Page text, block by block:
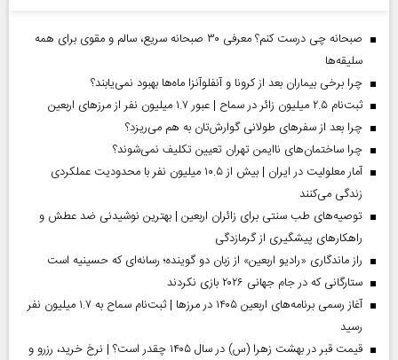
صبحانه چی درست کنم؟ معرفی ۳۰ صبحانه سریع، سالم و مقوی برای همه
سلیقه‌ها
چرا برخی بیماران بعد از کرونا و آنفلوآنزا ماه‌ها بهبود نمی‌یابند؟
ثبت‌نام ۲.۵ میلیون زائر در سماح | عبور ۱.۷ میلیون نفر از مرز‌های اربعین
چرا بعد از سفرهای طولانی گوارش‌تان به هم می‌ریزد؟
چرا ساختمان‌های ناایمن تهران تعیین تکلیف نمی‌شوند؟
آمار معلولیت در ایران | بیش از ۱۰.۵ میلیون نفر با محدودیت عملکردی
زندگی می‌کنند
توصیه‌های طب سنتی برای زائران اربعین | بهترین نوشیدنی ضد عطش و
راهکارهای پیشگیری از گرمازدگی
راز ماندگاری «رادیو اربعین» از زبان دو گوینده؛ رسانه‌ای که حسینیه است
ستارگانی که در جام جهانی ۲۰۲۶ بازی نکردند
آغاز رسمی برنامه‌های اربعین ۱۴۰۵ در مرز‌ها | ثبت‌نام سماح به ۱.۷ میلیون نفر
رسید
قیمت قبر در بهشت زهرا (س) در سال ۱۴۰۵ چقدر است؟ | نرخ خرید، رزرو و